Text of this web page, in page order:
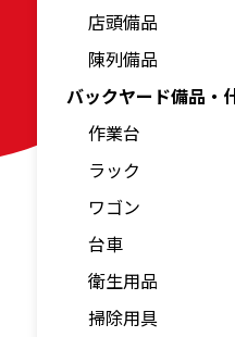
店頭備品
陳列備品
バックヤード備品・
作業台
ラック
ワゴン
台車
衛生用品
掃除用具